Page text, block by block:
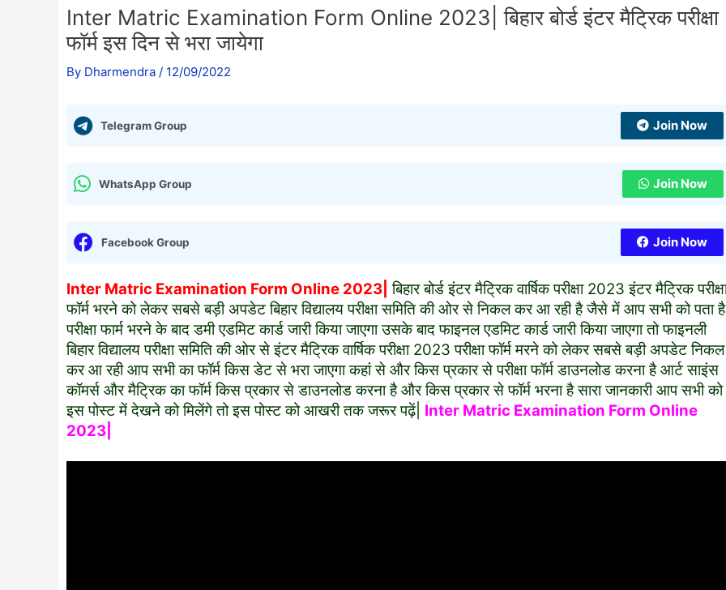
Inter Matric Examination Form Online 2023| बिहार बोर्ड इंटर मैट्रिक परीक्षा
फॉर्म इस दिन से भरा जायेगा
By Dharmendra / 12/09/2022
Telegram Group Join Now
WhatsApp Group Join Now
Facebook Group Join Now
Inter Matric Examination Form Online 2023| बिहार बोर्ड इंटर मैट्रिक वार्षिक परीक्षा 2023 इंटर मैट्रिक
फॉर्म भरने को लेकर सबसे बड़ी अपडेट बिहार विद्यालय परीक्षा समिति की ओर से निकल कर आ रही है जैसे में आप सभी को पता है
परीक्षा फार्म भरने के बाद डमी एडमिट कार्ड जारी किया जाएगा उसके बाद फाइनल एडमिट कार्ड जारी किया जाएगा तो फाइनली
बिहार विद्यालय परीक्षा समिति की ओर से इंटर मैट्रिक वार्षिक परीक्षा 2023 परीक्षा फॉर्म मरने को लेकर सबसे बड़ी अपडेट निकल
कर आ रही आप सभी का फॉर्म किस डेट से भरा जाएगा कहां से और किस प्रकार से परीक्षा फॉर्म डाउनलोड करना है आर्ट साइंस
कॉमर्स और मैट्रिक का फॉर्म किस प्रकार से डाउनलोड करना है और किस प्रकार से फॉर्म भरना है सारा जानकारी आप सभी को
इस पोस्ट में देखने को मिलेंगे तो इस पोस्ट को आखरी तक जरूर पढ़ें| Inter Matric Examination Form Online
2023|